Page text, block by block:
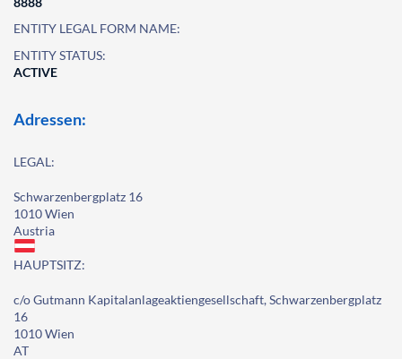
ENTITY LEGAL FORM NAME:
ENTITY STATUS:
ACTIVE
Adressen:
LEGAL:
Schwarzenbergplatz 16
1010 Wien
Austria
HAUPTSITZ:
c/o Gutmann Kapitalanlageaktiengesellschaft, Schwarzenbergplatz
16
1010 Wien
AT